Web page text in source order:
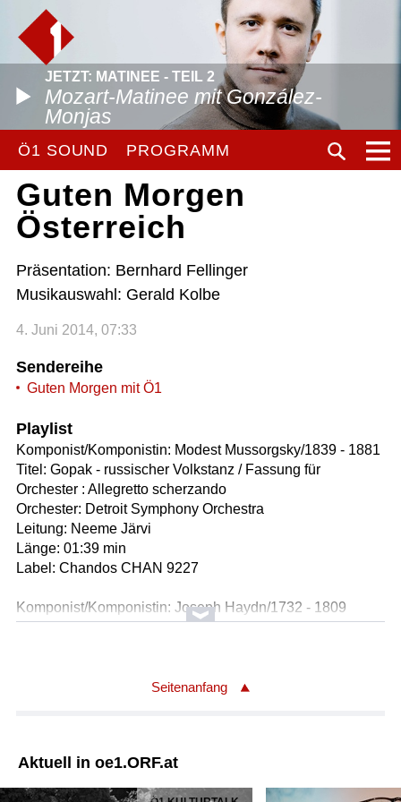
JETZT: MATINEE - TEIL 2
Mozart-Matinee mit González-
Monjas
Ö1 SOUND PROGRAMM
Guten Morgen
Österreich
Präsentation: Bernhard Fellinger
Musikauswahl: Gerald Kolbe
4. Juni 2014, 07:33
Sendereihe
Guten Morgen mit Ö1
Playlist
Komponist/Komponistin: Modest Mussorgsky/1839 - 1881
Titel: Gopak - russischer Volkstanz / Fassung für
Orchester : Allegretto scherzando
Orchester: Detroit Symphony Orchestra
Leitung: Neeme Järvi
Länge: 01:39 min
Label: Chandos CHAN 9227
Komponist/Komponistin: Joseph Haydn/1732 - 1809
* Finale. Vivace - 4.Satz (00:05:23)
Label: Tonkünstler Live / Preiser PR
Seitenanfang
Aktuell in oe1.ORF.at